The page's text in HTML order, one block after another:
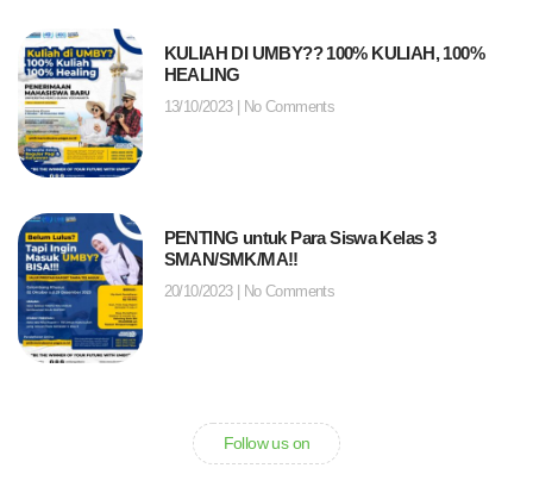
KULIAH DI UMBY?? 100% KULIAH, 100%
HEALING
13/10/2023 No Comments
PENTING untuk Para Siswa Kelas 3
SMAN/SMK/MA!!
20/10/2023 No Comments
Follow us on